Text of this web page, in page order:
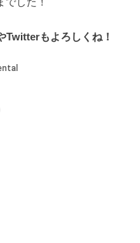
Twitterもよろしくね！